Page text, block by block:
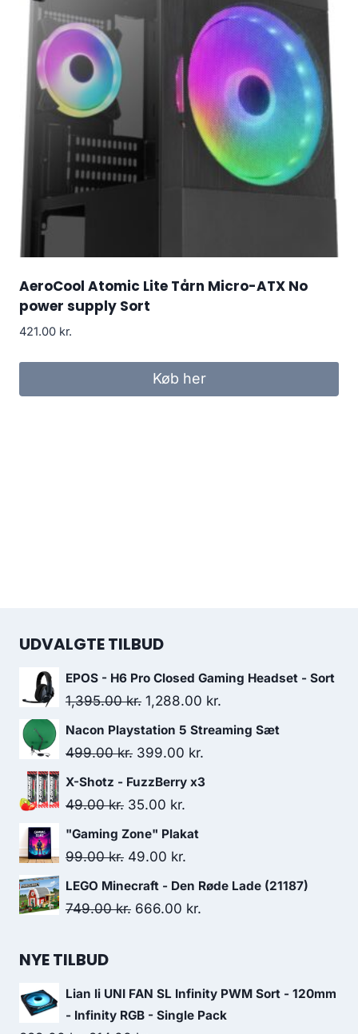
AeroCool Atomic Lite Tårn Micro-ATX No
power supply Sort
421.00 kr.
Køb her
UDVALGTE TILBUD
EPOS - H6 Pro Closed Gaming Headset - Sort
1,395.00kr. Original
price
was:
1,288.00 kr.
price
Nacon Playstation 5 Streaming Sæt
499.00kr. Original
price
was:
399.00 kr.
price
X-Shotz - FuzzBerry x3
49.00kr. Original
price
was:
35.00 kr.
price
"Gaming Zone" Plakat
99.00kr. Original
price
was:
49.00 kr.
price
is:
LEGO Minecraft - Den Røde Lade (21187)
749.00kr. Original
666.00 kr.
NYE TILBUD
Lian li UNI FAN SL Infinity PWM Sort - 120mm
- Infinity RGB - Single Pack